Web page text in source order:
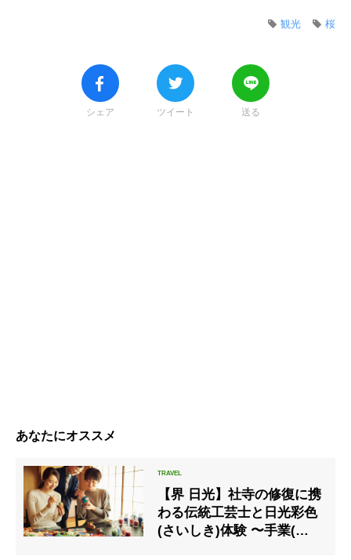
桜
観光
シェア ツイート 送る
あなたにオススメ
【界 日光】社寺の修復に携
わる伝統工芸士と日光彩色
(さいしき)体験 〜手業(て